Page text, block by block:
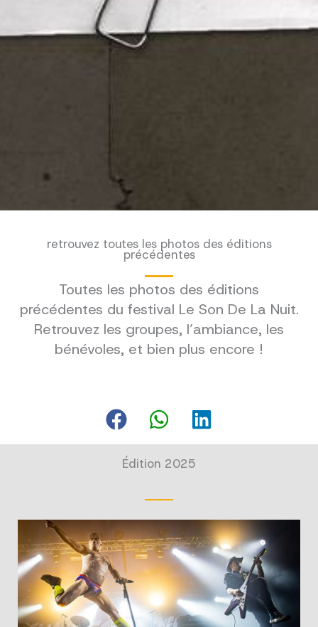
retrouvez toutes les photos des éditions
précédentes
Toutes les photos des éditions
précédentes du festival Le Son De La Nuit.
Retrouvez les groupes, l’ambiance, les
bénévoles, et bien plus encore !
Édition 2025